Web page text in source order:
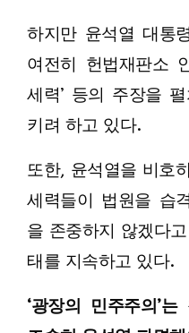
하지만 윤석열 대통
여전히 헌법재판소
세력’ 등의 주장을
키려 하고 있다.
또한, 윤석열을 비호
세력들이 법원을 습
을 존중하지 않겠다
태를 지속하고 있다.
‘광장의 민주주의’